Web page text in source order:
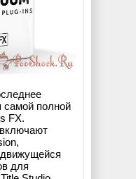
самой полной
FX.
движущейся
для